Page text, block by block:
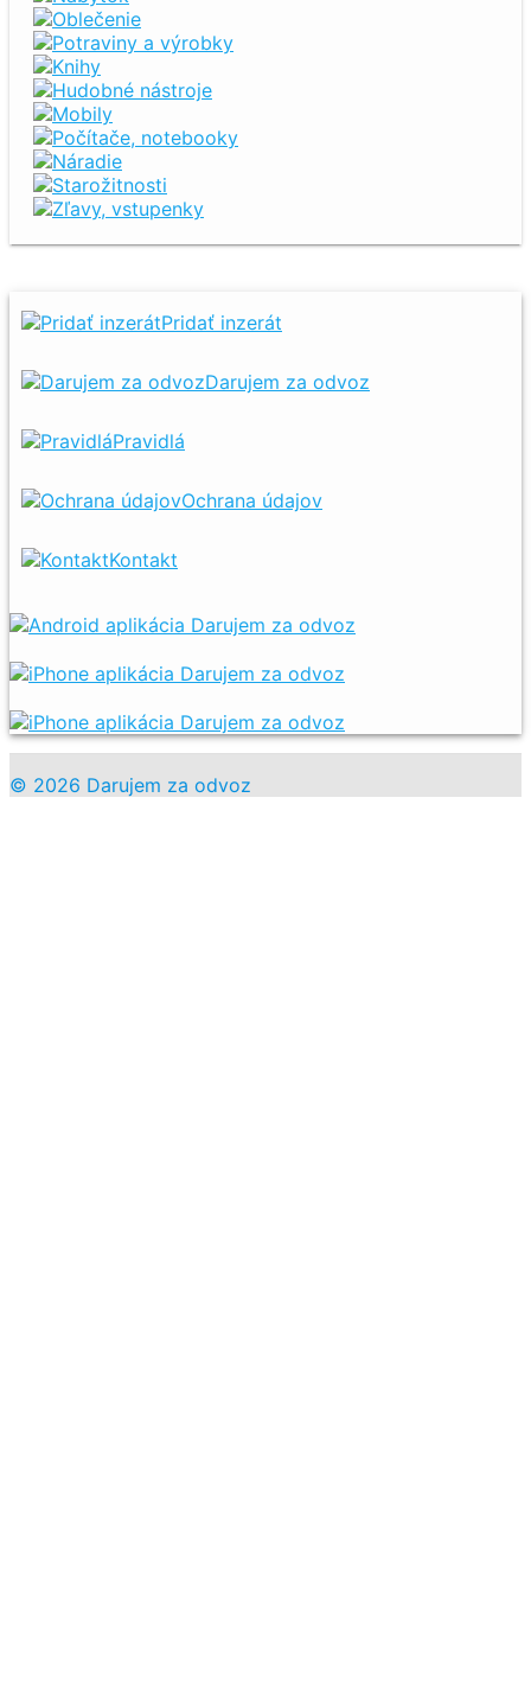
Oblečenie
Potraviny a výrobky
Knihy
Hudobné nástroje
Mobily
Počítače, notebooky
Náradie
Starožitnosti
Zľavy, vstupenky
Pridať inzerát
Darujem za odvoz
Pravidlá
Ochrana údajov
Kontakt
© 2026 Darujem za odvoz